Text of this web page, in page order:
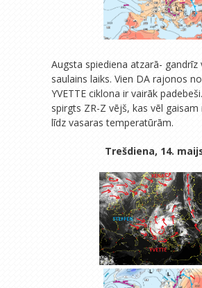
Augsta spiediena atzarā- gandrīz
saulains laiks. Vien DA rajonos
YVETTE ciklona ir vairāk
spirgts ZR-Z vējš, kas vēl
līdz vasaras temperatūrām.
Trešdiena, 14.